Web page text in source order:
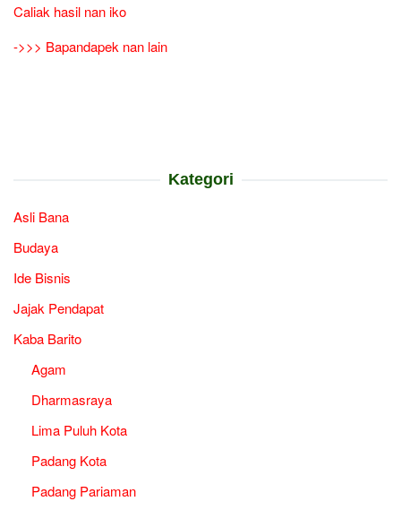
Caliak hasil nan iko
->>> Bapandapek nan lain
Kategori
Asli Bana
Budaya
Ide Bisnis
Jajak Pendapat
Kaba Barito
Agam
Dharmasraya
Lima Puluh Kota
Padang Kota
Padang Pariaman